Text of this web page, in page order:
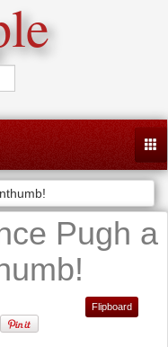
Pugh a
Flipboard